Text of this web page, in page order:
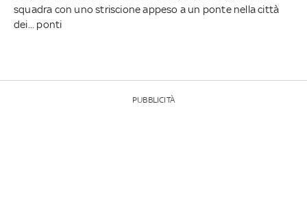
squadra con uno striscione appeso a un ponte nella città
dei... ponti
PUBBLICITÀ